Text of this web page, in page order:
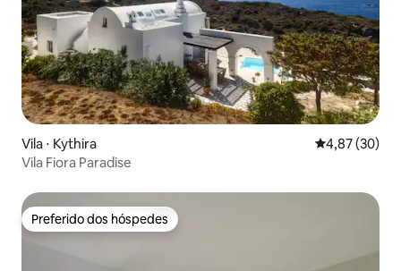
Vila ⋅ Kythira 4,87 de uma
4,87 (30)
Vila Fiora Paradise
Preferido dos hóspedes
Preferido dos hóspedes